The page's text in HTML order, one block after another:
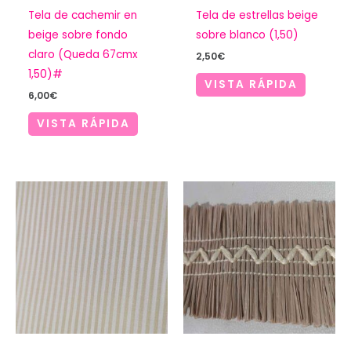
Tela de cachemir en
beige sobre fondo
claro (Queda 67cmx
1,50)#
6,00€
VISTA RÁPIDA
Tela de estrellas beige
sobre blanco (1,50)
2,50€
VISTA RÁPIDA